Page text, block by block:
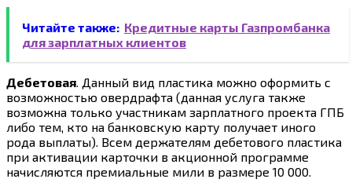
Читайте также: Кредитные карты Газпромбанка
для зарплатных клиентов
Дебетовая. Данный вид пластика можно оформить с
возможностью овердрафта (данная услуга также
возможна только участникам зарплатного проекта ГПБ
либо тем, кто на банковскую карту получает иного
рода выплаты). Всем держателям дебетового пластика
при активации карточки в акционной программе
начисляются премиальные мили в размере 10 000.